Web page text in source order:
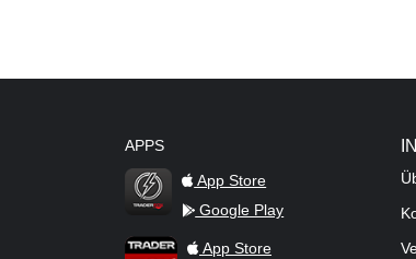
APPS
TraderFox Flash
App Store
Google Play
TraderFox AppApp Store